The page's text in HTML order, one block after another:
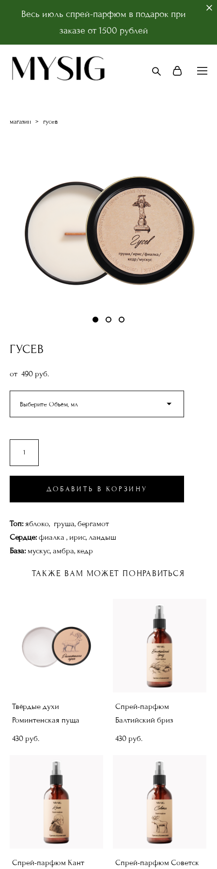
Весь июль спрей-парфюм в подарок при
заказе от 1500 рублей
магазин > гусев
ГУСЕВ
от 490 pуб.
Выберите Объём, мл
ДОБАВИТЬ В КОРЗИНУ
Топ:яблоко, груша, бергамот
Сердце:фиалка , ирис, ландыш
База:мускус, амбра, кедр
ТАКЖЕ ВАМ МОЖЕТ ПОНРАВИТЬСЯ
Твёрдые духи
Роминтенская пуща
430 pуб.
Спрей-парфюм
Балтийский бриз
430 pуб.
Спрей-парфюм Кант Спрей-парфюм Советск